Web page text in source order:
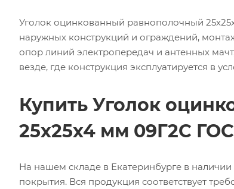
Уголок оцинкованный равнополочный
наружных конструкций и ограждений,
опор линий электропередач и антенных
везде, где конструкция эксплуатируется в
Купить Уголок
25х25х4 мм 09Г2С
На нашем складе в Екатеринбурге в
покрытия. Вся продукция соответствует